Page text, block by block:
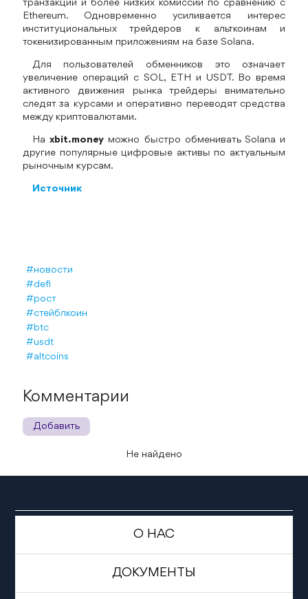
транзакций и более низких комиссий по сравнению с
Ethereum. Одновременно усиливается интерес
институциональных трейдеров к альткоинам и
токенизированным приложениям на базе Solana.
Для пользователей обменников это означает
увеличение операций с SOL, ETH и USDT. Во время
активного движения рынка трейдеры внимательно
следят за курсами и оперативно переводят средства
между криптовалютами.
Наxbit.money можно быстро обменивать Solana и
другие популярные цифровые активы по актуальным
рыночным курсам.
Источник
#новости
#defi
#рост
#стейблкоин
#btc
#usdt
#altcoins
Комментарии
Добавить
Не найдено
О НАС
ДОКУМЕНТЫ